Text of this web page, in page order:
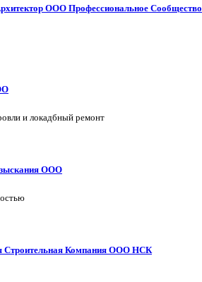
ООО Профессиональное Сообщество
и локадбный ремонт
ООО
Строительная Компания ООО НСК